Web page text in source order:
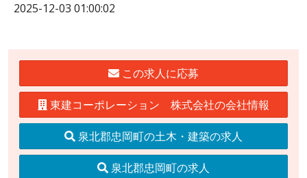
2025-12-03 01:00:02
この求人に応募
東建コーポレーション 株式会社の会社情報
泉北郡忠岡町の土木・建築の求人
泉北郡忠岡町の求人